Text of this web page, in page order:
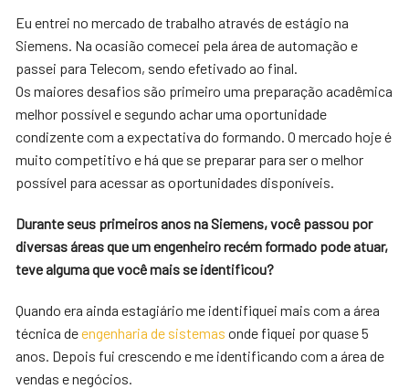
Eu entrei no mercado de trabalho através de estágio na
Siemens. Na ocasião comecei pela área de automação e
passei para Telecom, sendo efetivado ao final.
Os maiores desafios são primeiro uma preparação acadêmica
melhor possível e segundo achar uma oportunidade
condizente com a expectativa do formando. O mercado hoje é
muito competitivo e há que se preparar para ser o melhor
possível para acessar as oportunidades disponíveis.
Durante seus primeiros anos na Siemens, você passou por
diversas áreas que um engenheiro recém formado pode atuar,
teve alguma que você mais se identificou?
Quando era ainda estagiário me identifiquei mais com a área
técnica deengenharia de sistemas onde fiquei por quase 5
anos. Depois fui crescendo e me identificando com a área de
vendas e negócios.